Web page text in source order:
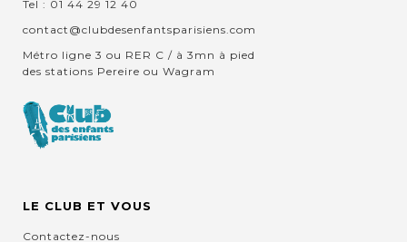
Tel : 01 44 29 12 40
contact@clubdesenfantsparisiens.com
Métro ligne 3 ou RER C / à 3mn à pied
des stations Pereire ou Wagram
LE CLUB ET VOUS
Contactez-nous